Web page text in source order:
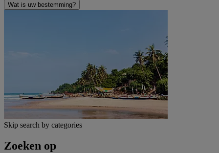
Wat is uw bestemming?
Skip search by categories
Zoeken op